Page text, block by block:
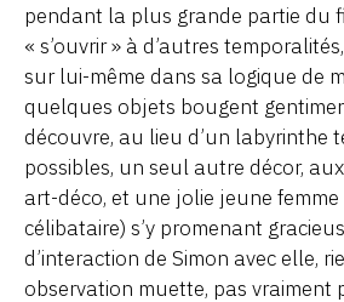
pendant la plus grande partie du
« s’ouvrir » à d’autres
sur lui-même dans sa logique de
quelques objets bougent
découvre, au lieu d’un labyrinthe
possibles, un seul autre décor,
art-déco, et une jolie jeune
célibataire) s’y promenant
d’interaction de Simon avec elle,
observation muette, pas vraiment